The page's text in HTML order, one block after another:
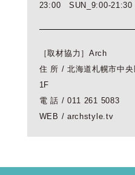
23:00 SUN_9:00-21:30
［取材協力］Arch
住 所 / 北海道札幌市中
1F
電 話 / 011 261 5083
WEB / archstyle.tv